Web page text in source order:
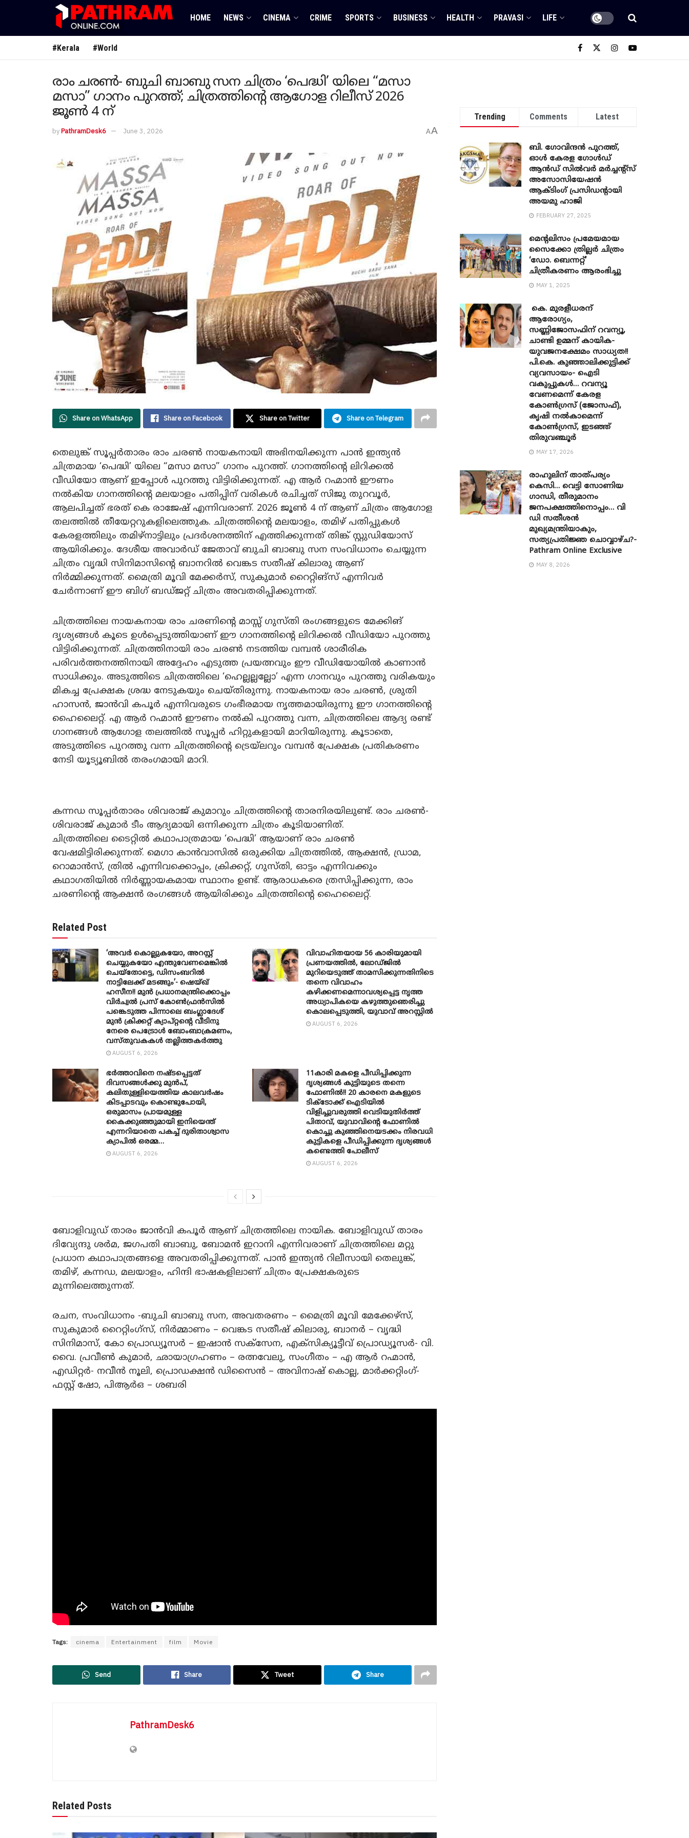
HOME NEWS CINEMA CRIME SPORTS BUSINESS HEALTH PRAVASI LIFE
#Kerala #World
രാം ചരൺ- ബുചി ബാബു സന ചിത്രം ‘പെദ്ധി’ യിലെ “മസാ
മസാ” ഗാനം പുറത്ത്; ചിത്രത്തിന്റെ ആഗോള റിലീസ് 2026
ജൂൺ 4 ന്
byPathramDesk6 June 3, 2026 AA
Share on WhatsApp Share on Facebook Share on Twitter Share on Telegram
തെലുങ്ക് സൂപ്പർതാരം രാം ചരൺ നായകനായി അഭിനയിക്കുന്ന പാൻ ഇന്ത്യൻ
ചിത്രമായ ‘പെദ്ധി’ യിലെ “മസാ മസാ” ഗാനം പുറത്ത്. ഗാനത്തിന്റെ ലിറിക്കൽ
വീഡിയോ ആണ് ഇപ്പോൾ പുറത്തു വിട്ടിരിക്കുന്നത്. എ ആർ റഹ്മാൻ ഈണം
നൽകിയ ഗാനത്തിന്റെ മലയാളം പതിപ്പിന് വരികൾ രചിച്ചത് സിജു തുറവൂർ,
ആലപിച്ചത് ഭരത് കെ രാജേഷ് എന്നിവരാണ്. 2026 ജൂൺ 4 ന് ആണ് ചിത്രം ആഗോള
തലത്തിൽ തീയേറ്ററുകളിലെത്തുക. ചിത്രത്തിന്റെ മലയാളം, തമിഴ് പതിപ്പുകൾ
കേരളത്തിലും തമിഴ്‌നാട്ടിലും പ്രദർശനത്തിന് എത്തിക്കുന്നത് തിങ്ക് സ്റ്റുഡിയോസ്
ആയിരിക്കും. ദേശീയ അവാർഡ് ജേതാവ് ബുചി ബാബു സന സംവിധാനം ചെയ്യുന്ന
ചിത്രം വൃദ്ധി സിനിമാസിൻ്റെ ബാനറിൽ വെങ്കട സതീഷ് കിലാരു ആണ്
നിർമ്മിക്കുന്നത്. മൈത്രി മൂവി മേക്കർസ്, സുകുമാർ റൈറ്റിങ്സ് എന്നിവർ
ചേർന്നാണ് ഈ ബിഗ് ബഡ്ജറ്റ് ചിത്രം അവതരിപ്പിക്കുന്നത്.
ചിത്രത്തിലെ നായകനായ രാം ചരണിന്റെ മാസ്സ് ഗുസ്തി രംഗങ്ങളുടെ മേക്കിങ്
ദൃശ്യങ്ങൾ കൂടെ ഉൾപ്പെടുത്തിയാണ് ഈ ഗാനത്തിന്റെ ലിറിക്കൽ വീഡിയോ പുറത്തു
വിട്ടിരിക്കുന്നത്. ചിത്രത്തിനായി രാം ചരൺ നടത്തിയ വമ്പൻ ശാരീരിക
പരിവർത്തനത്തിനായി അദ്ദേഹം എടുത്ത പ്രയത്നവും ഈ വീഡിയോയിൽ കാണാൻ
സാധിക്കും. അടുത്തിടെ ചിത്രത്തിലെ ‘ഹെല്ലല്ലല്ലോ’ എന്ന ഗാനവും പുറത്തു വരികയും
മികച്ച പ്രേക്ഷക ശ്രദ്ധ നേടുകയും ചെയ്തിരുന്നു. നായകനായ രാം ചരൺ, ശ്രുതി
ഹാസൻ, ജാൻവി കപൂർ എന്നിവരുടെ ഗംഭീരമായ നൃത്തമായിരുന്നു ഈ ഗാനത്തിന്റെ
ഹൈലൈറ്റ്. എ ആർ റഹ്മാൻ ഈണം നൽകി പുറത്തു വന്ന, ചിത്രത്തിലെ ആദ്യ രണ്ട്
ഗാനങ്ങൾ ആഗോള തലത്തിൽ സൂപ്പർ ഹിറ്റുകളായി മാറിയിരുന്നു. കൂടാതെ,
അടുത്തിടെ പുറത്തു വന്ന ചിത്രത്തിന്റെ ട്രെയ്‌ലറും വമ്പൻ പ്രേക്ഷക പ്രതികരണം
നേടി യൂട്യൂബിൽ തരംഗമായി മാറി.
കന്നഡ സൂപ്പർതാരം ശിവരാജ് കുമാറും ചിത്രത്തിന്റെ താരനിരയിലുണ്ട്. രാം ചരൺ-
ശിവരാജ് കുമാർ ടീം ആദ്യമായി ഒന്നിക്കുന്ന ചിത്രം കൂടിയാണിത്.
ചിത്രത്തിലെ ടൈറ്റിൽ കഥാപാത്രമായ ‘പെദ്ധി’ ആയാണ് രാം ചരൺ
വേഷമിട്ടിരിക്കുന്നത്. മെഗാ കാൻവാസിൽ ഒരുക്കിയ ചിത്രത്തിൽ, ആക്ഷൻ, ഡ്രാമ,
റൊമാൻസ്, ത്രിൽ എന്നിവക്കൊപ്പം, ക്രിക്കറ്റ്, ഗുസ്തി, ഓട്ടം എന്നിവക്കും
കഥാഗതിയിൽ നിർണ്ണായകമായ സ്ഥാനം ഉണ്ട്. ആരാധകരെ ത്രസിപ്പിക്കുന്ന, രാം
ചരണിന്റെ ആക്ഷൻ രംഗങ്ങൾ ആയിരിക്കും ചിത്രത്തിന്റെ ഹൈലൈറ്റ്.
Related Post
‘അവർ കൊല്ലുകയോ, അറസ്റ്റ്
ചെയ്യുകയോ എന്തുവേണമെങ്കിൽ
ചെയ്തോട്ടെ, ഡിസംബറിൽ
നാട്ടിലേക്ക് മടങ്ങും’- ഷെയ്ഖ്
ഹസീന!! മുൻ പ്രധാനമന്ത്രിക്കൊപ്പം
വിർച്വൽ പ്രസ് കോൺഫ്രൻസിൽ
പങ്കെടുത്ത പിന്നാലെ ബംഗ്ലാദേശ്
മുൻ ക്രിക്കറ്റ് ക്യാപ്റ്റന്റെ വീടിനു
നേരെ പെട്രോൾ ബോംബാക്രമണം,
വസ്തുവകകൾ തല്ലിത്തകർത്തു
AUGUST 6, 2026
വിവാഹിതയായ 56 കാരിയുമായി
പ്രണയത്തിൽ, ലോഡ്ജിൽ
മുറിയെടുത്ത് താമസിക്കുന്നതിനിടെ
തന്നെ വിവാഹം
കഴിക്കണമെന്നാവശ്യപ്പെട്ട നൃത്ത
അധ്യാപികയെ കഴുത്തുഞെരിച്ചു
കൊലപ്പെടുത്തി, യുവാവ് അറസ്റ്റിൽ
AUGUST 6, 2026
ഭർത്താവിനെ നഷ്ടപ്പെട്ടത്
ദിവസങ്ങൾക്കു മുൻപ്,
കലിതുള്ളിയെത്തിയ കാലവർഷം
കിടപ്പാടവും കൊണ്ടുപോയി,
ഒരുമാസം പ്രായമുള്ള
കൈക്കുഞ്ഞുമായി ഇനിയെന്ത്
എന്നറിയാതെ പകച്ച് ദുരിതാശ്വാസ
ക്യാപിൽ ഒരമ്മ…
AUGUST 6, 2026
11കാരി മകളെ പീഡിപ്പിക്കുന്ന
ദൃശ്യങ്ങൾ കുട്ടിയുടെ തന്നെ
ഫോണിൽ!! 20 കാരനെ മകളുടെ
ടിക്ടോക്ക് ഐടിയിൽ
വിളിച്ചുവരുത്തി വെടിയുതിർത്ത്
പിതാവ്, യുവാവിന്റെ ഫോണിൽ
കൊച്ചു കുഞ്ഞിനെയടക്കം നിരവധി
കുട്ടികളെ പീഡിപ്പിക്കുന്ന ദൃശ്യങ്ങൾ
കണ്ടെത്തി പോലീസ്
AUGUST 6, 2026
ബോളിവുഡ് താരം ജാൻവി കപൂർ ആണ് ചിത്രത്തിലെ നായിക. ബോളിവുഡ് താരം
ദിവ്യേന്ദു ശർമ, ജഗപതി ബാബു, ബോമൻ ഇറാനി എന്നിവരാണ് ചിത്രത്തിലെ മറ്റു
പ്രധാന കഥാപാത്രങ്ങളെ അവതരിപ്പിക്കുന്നത്. പാൻ ഇന്ത്യൻ റിലീസായി തെലുങ്ക്,
തമിഴ്, കന്നഡ, മലയാളം, ഹിന്ദി ഭാഷകളിലാണ് ചിത്രം പ്രേക്ഷകരുടെ
മുന്നിലെത്തുന്നത്.
രചന, സംവിധാനം -ബുചി ബാബു സന, അവതരണം – മൈത്രി മൂവി മേക്കേഴ്‌സ്,
സുകുമാർ റൈറ്റിംഗ്സ്, നിർമ്മാണം – വെങ്കട സതീഷ് കിലാരു, ബാനർ – വൃദ്ധി
സിനിമാസ്, കോ പ്രൊഡ്യൂസർ – ഇഷാൻ സക്സേന, എക്സിക്യൂട്ടീവ് പ്രൊഡ്യൂസർ- വി.
വൈ. പ്രവീൺ കുമാർ, ഛായാഗ്രഹണം – രത്നവേലു, സംഗീതം – എ ആർ റഹ്മാൻ,
എഡിറ്റർ- നവീൻ നൂലി, പ്രൊഡക്ഷൻ ഡിസൈൻ – അവിനാഷ് കൊല്ല, മാർക്കറ്റിംഗ്-
ഫസ്റ്റ് ഷോ, പിആർഒ – ശബരി
Tags: cinema Entertainment film Movie
Send Share Tweet Share
PathramDesk6
Related Posts
Trending Comments Latest
ബി. ​ഗോവിന്ദൻ പുറത്ത്,
ഓൾ കേരള ഗോൾഡ്
ആൻഡ് സിൽവർ മർച്ചന്റ്സ്
അസോസിയേഷൻ
ആക്ടിംഗ് പ്രസിഡന്റായി
അയമു ഹാജി
FEBRUARY 27, 2025
മെന്‍റലിസം പ്രമേയമായ
സൈക്കോ ത്രില്ലർ ചിത്രം
‘ഡോ. ബെന്നറ്റ്’
ചിത്രീകരണം ആരംഭിച്ചു
MAY 1, 2025
കെ. മുരളീധരന്
ആരോഗ്യം,
സണ്ണിജോസഫിന് റവന്യൂ,
ചാണ്ടി ഉമ്മന് കായിക-
യുവജനക്ഷേമം സാധ്യത!!
പി.കെ. കുഞ്ഞാലിക്കുട്ടിക്ക്
വ്യവസായം- ഐടി
വകുപ്പുകൾ… റവന്യൂ
വേണമെന്ന് കേരള
കോൺഗ്രസ് (ജോസഫ്),
കൃഷി നൽകാമെന്ന്
കോൺഗ്രസ്, ഇടഞ്ഞ്
തിരുവഞ്ചൂർ
MAY 17, 2026
രാഹുലിന് താത്പര്യം
കെസി… വെട്ടി സോണിയ ​
ഗാന്ധി, തീരുമാനം
ജനപക്ഷത്തിനൊപ്പം… വി
ഡി സതീശൻ
മുഖ്യമന്ത്രിയാകും,
സത്യപ്രതിജ്ഞ ചൊവ്വാഴ്ച?-
Pathram Online Exclusive
MAY 8, 2026